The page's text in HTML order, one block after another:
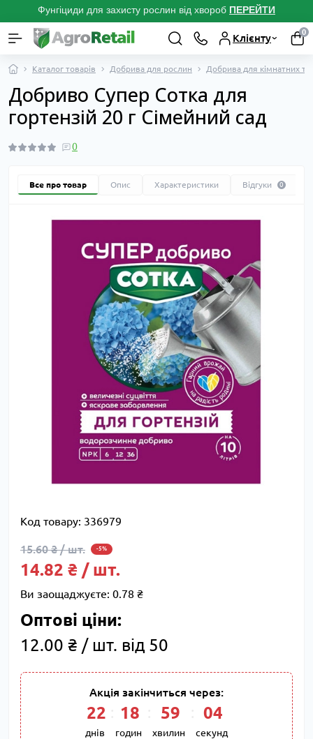
Фунгіциди для захисту рослин від хвороб ПЕРЕЙТИ
Клієнту
0
Каталог товарів Добрива для рослин Добрива для кімнатних та
Добриво Супер Сотка для
гортензій 20 г Сімейний сад
0
Все про товар Опис Характеристики Відгуки 0
Код товару: 336979
15.60 ₴ / шт. -5%
14.82 ₴ / шт.
Ви заощаджуєте: 0.78 ₴
Оптові ціни:
12.00 ₴ / шт. від 50
Акція закінчиться через:
22
днів
18
годин
59
хвилин
03
секунд